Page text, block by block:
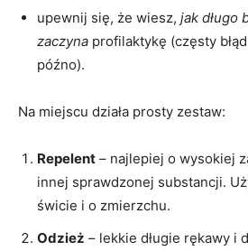
upewnij się, że wiesz, jak długo
zaczyna profilaktykę (częsty
późno).
Na miejscu działa prosty zestaw:
Repelent – najlepiej o wysokiej
innej sprawdzonej substancji.
świcie i o zmierzchu.
Odzież – lekkie długie rękawy i